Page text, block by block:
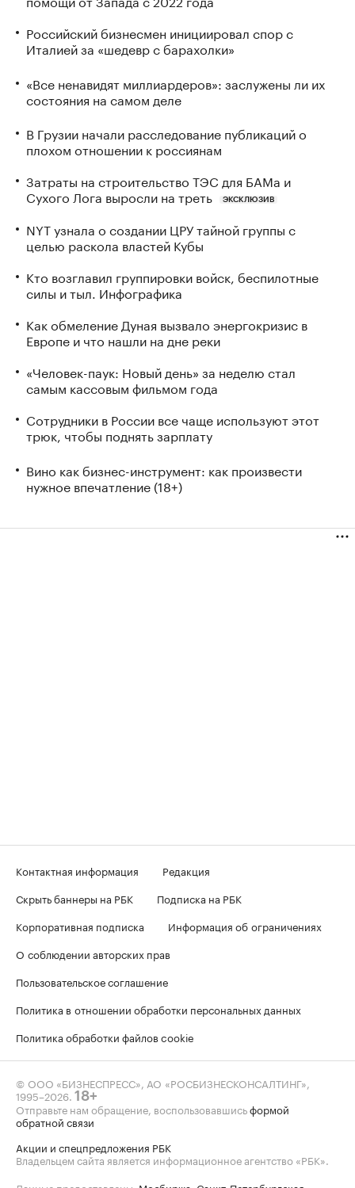
Российский бизнесмен инициировал спор с
Италией за «шедевр с барахолки»
«Все ненавидят миллиардеров»: заслужены ли их
состояния на самом деле
В Грузии начали расследование публикаций о
плохом отношении к россиянам
Затраты на строительство ТЭС для БАМа и
Сухого Лога выросли на треть
ЭКСКЛЮЗИВ
NYT узнала о создании ЦРУ тайной группы с
целью раскола властей Кубы
Кто возглавил группировки войск, беспилотные
силы и тыл. Инфографика
Как обмеление Дуная вызвало энергокризис в
Европе и что нашли на дне реки
«Человек-паук: Новый день» за неделю стал
самым кассовым фильмом года
Сотрудники в России все чаще используют этот
трюк, чтобы поднять зарплату
Вино как бизнес-инструмент: как произвести
нужное впечатление (18+)
Контактная информация
Редакция
Скрыть баннеры на РБК
Подписка на РБК
Корпоративная подписка
Информация об ограничениях
О соблюдении авторских прав
Пользовательское соглашение
Политика в отношении обработки персональных данных
Политика обработки файлов cookie
© ООО «БИЗНЕСПРЕСС», АО «РОСБИЗНЕСКОНСАЛТИНГ»,
1995–2026. 18+
Отправьте нам обращение, воспользовавшисьформой
обратной связи
Акции и спецпредложения РБК
Владельцем сайта является информационное агентство «РБК».